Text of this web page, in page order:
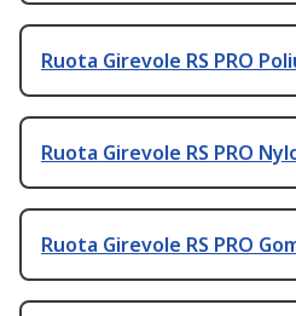
Ruota Girevole RS PRO
Ruota Girevole RS PRO
Ruota Girevole RS PRO